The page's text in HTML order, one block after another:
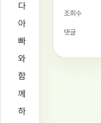
다
아
빠
와
함
께
하
조회수
댓글